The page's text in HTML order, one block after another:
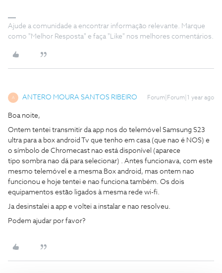
Ajude a comunidade a encontrar informação relevante. Marque
como "Melhor Resposta" e faça "Like" nos melhores comentários.
A ANTERO MOURA SANTOS RIBEIRO Forum|Forum|1 year ago
Boa noite,
Ontem tentei transmitir da app nos do telemóvel Samsung S23
ultra para a box android Tv que tenho em casa (que nao é NOS) e
o símbolo de Chromecast nao está disponível (aparece
tipo sombra nao dá para selecionar) . Antes funcionava, com este
mesmo telemóvel e a mesma Box android, mas ontem nao
funcionou e hoje tentei e nao funciona também. Os dois
equipamentos estão ligados à mesma rede wi-fi.
Ja desinstalei a app e voltei a instalar e nao resolveu.
Podem ajudar por favor?